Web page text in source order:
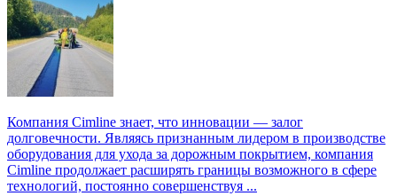
Компания Cimline знает, что инновации — залог
долговечности. Являясь признанным лидером в производстве
оборудования для ухода за дорожным покрытием, компания
Cimline продолжает расширять границы возможного в сфере
технологий, постоянно совершенствуя ...